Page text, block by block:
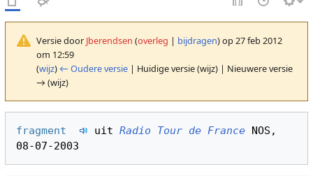
Versie door Jberendsen (overleg | bijdragen)op 27 feb 2012
om 12:59
(wijz) ← Oudere versie| Huidige versie (wijz) | Nieuwere versie
→ (wijz)
fragment uit Radio Tour de France NOS,